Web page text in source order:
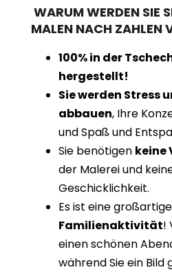
WARUM WERDEN SIE
MALEN NACH ZAHLEN
100% in der
hergestellt!
Sie werden Stress
abbauen, Ihre
und Spaß und
Sie benötigen keine
der Malerei und
Geschicklichkeit.
Es ist eine großartige
Familienaktivität!
einen schönen
während Sie ein Bild